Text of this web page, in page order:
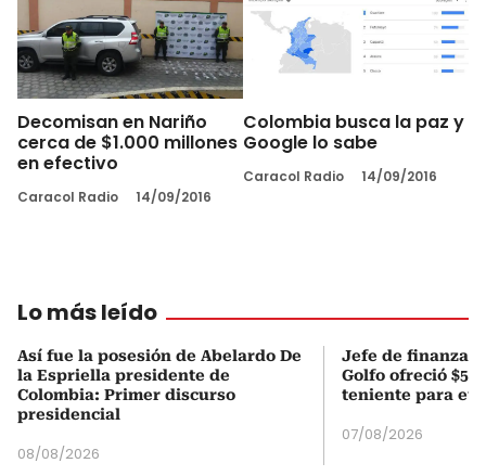
Decomisan en Nariño
cerca de $1.000 millones
en efectivo
Caracol Radio 14/09/2016
Colombia busca la paz y
Google lo sabe
Caracol Radio 14/09/2016
Lo más leído
Así fue la posesión de Abelardo De
la Espriella presidente de
Colombia: Primer discurso
presidencial
08/08/2026
Jefe de finanzas
Golfo ofreció
teniente para
07/08/2026